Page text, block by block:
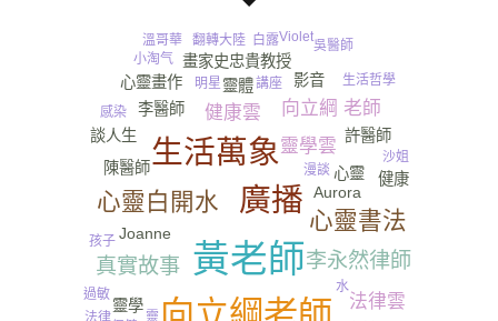
黃老師
廣播
生活萬象
心靈白開水
心靈書法
李永然律師
真實故事
健康雲
靈學雲
向立綱 老師
法律雲
心靈
李醫師
靈體
畫家史忠貴教授
Joanne
靈學
心靈畫作 影音
談人生
Aurora
健康
陳醫師
許醫師
白露
翻轉
沙姐
講座
法律
吳醫師
生活哲學
小淘气
大陸
孩子
明星
漫談
過敏
靈
Violet
溫哥華
感染
水